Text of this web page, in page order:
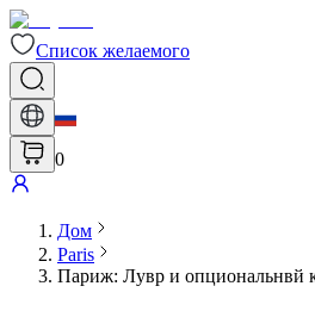
Список желаемого
0
Дом
Paris
Париж: Лувр и опциональнвй